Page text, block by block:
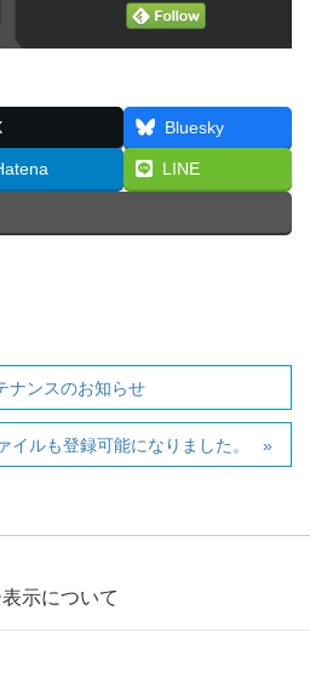
Bluesky
LINE
ナンスのお知らせ
イルも登録可能になりました。
示について